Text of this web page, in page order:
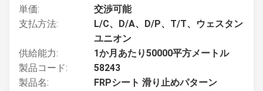
単価:
交渉可能
支払方法:
L/C、D/A、D/P、T/T、ウェスタン
ユニオン
供給能力:
1か月あたり50000平方メートル
製品コード:
58243
製品名:
FRPシート 滑り止めパターン